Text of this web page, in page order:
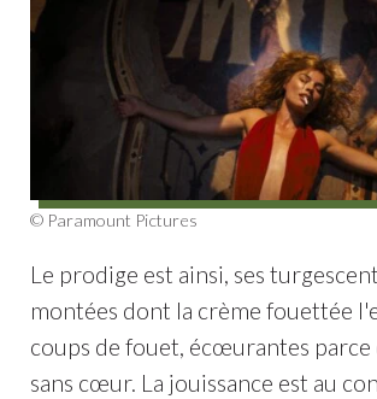
© Paramount Pictures
Le prodige est ainsi, ses
montées dont la crème fouettée
coups de fouet, écœurantes parce
sans cœur. La jouissance est au